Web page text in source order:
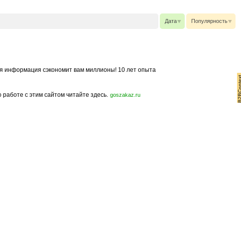
Дата Популярность
информация сэкономит вам миллионы! 10 лет опыта
работе с этим сайтом читайте здесь. goszakaz.ru